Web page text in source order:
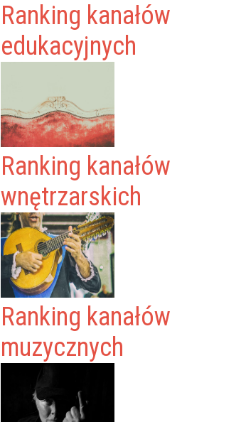
Ranking kanałów
edukacyjnych
Ranking kanałów
wnętrzarskich
Ranking kanałów
muzycznych